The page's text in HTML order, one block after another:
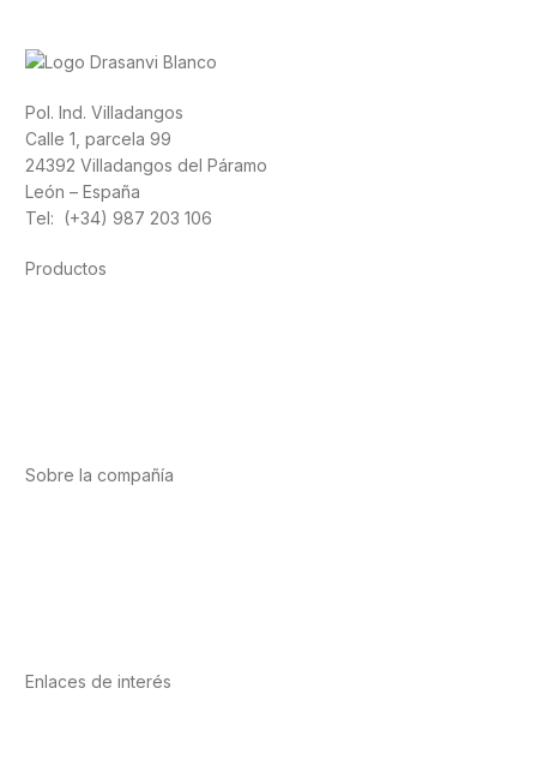
Pol. Ind. Villadangos
Calle 1, parcela 99
24392 Villadangos del Páramo
León – España
Tel: (+34) 987 203 106
Productos
Sobre la compañía
Enlaces de interés